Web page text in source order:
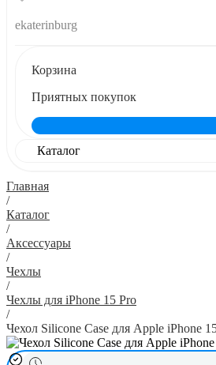
ekaterinburg
Корзина
Приятных покупок
Каталог
Главная
/
Каталог
/
Аксессуары
/
Чехлы
/
Чехлы для iPhone 15 Pro
/
Чехол Silicone Case для Apple iPhone